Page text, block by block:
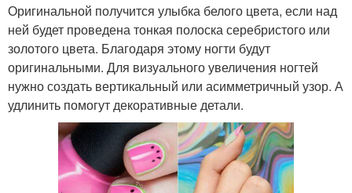
Оригинальной получится улыбка белого цвета, если над
ней будет проведена тонкая полоска серебристого или
золотого цвета. Благодаря этому ногти будут
оригинальными. Для визуального увеличения ногтей
нужно создать вертикальный или асимметричный узор. А
удлинить помогут декоративные детали.